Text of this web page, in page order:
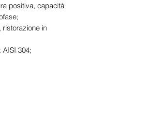
positiva, capacità
ristorazione in
304;